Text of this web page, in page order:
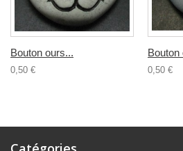
Bouton ours...
0,50 €
Bouton
0,50 €